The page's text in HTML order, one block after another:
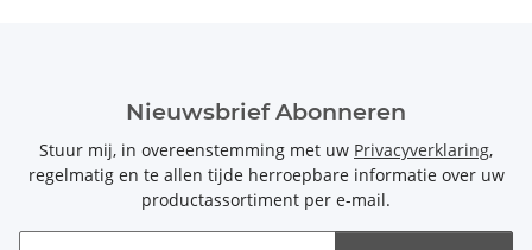
Nieuwsbrief Abonneren
Stuur mij, in overeenstemming met uw Privacyverklaring,
regelmatig en te allen tijde herroepbare informatie over uw
productassortiment per e-mail.